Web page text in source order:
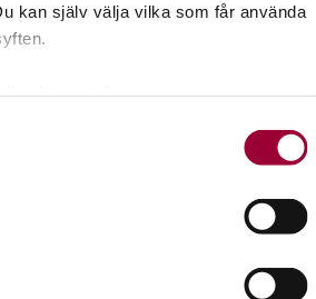
kan själv välja vilka som får använda
på upp till flera meter
dina personliga uppgifter behandlas
ditt samtycke när som helst från
LinkedIn E-mail
vill lära sig nya tricks? Gillar